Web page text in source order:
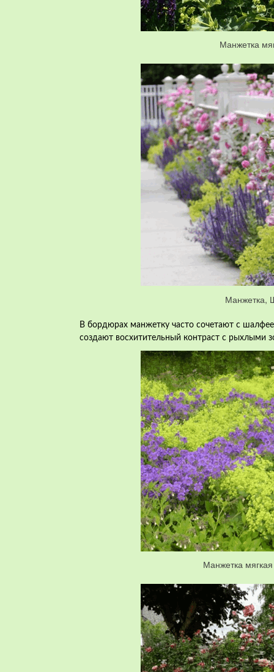
Манжетка
Манжетка,
В бордюрах манжетку часто сочетают с
создают восхитительный контраст с рыхлыми
Манжетка